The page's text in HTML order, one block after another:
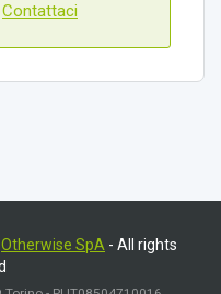
Contattaci
Otherwise SpA - All rights